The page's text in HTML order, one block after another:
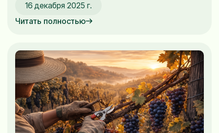
16 декабря 2025 г.
Читать полностью